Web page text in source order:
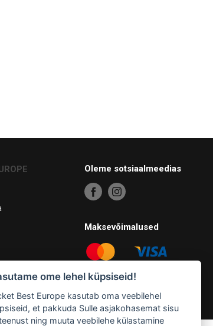
Oleme sotsiaalmeedias
Maksevõimalused
ome lehel küpsiseid!
Best Europe kasutab oma veebilehel
et pakkuda Sulle asjakohasemat sisu
ning muuta veebilehe külastamine